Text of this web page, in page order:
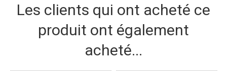
Les clients qui ont acheté ce
produit ont également
acheté...